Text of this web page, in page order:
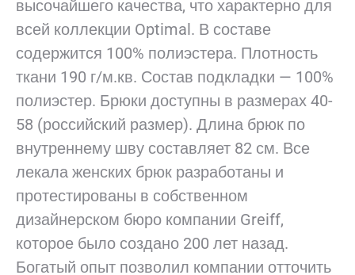
высочайшего качества, что характерно для
всей коллекции Optimal. В составе
содержится 100% полиэстера. Плотность
ткани 190 г/м.кв. Состав подкладки — 100%
полиэстер. Брюки доступны в размерах 40-
58 (российский размер). Длина брюк по
внутреннему шву составляет 82 см. Все
лекала женских брюк разработаны и
протестированы в собственном
дизайнерском бюро компании Greiff,
которое было создано 200 лет назад.
Богатый опыт позволил компании отточить